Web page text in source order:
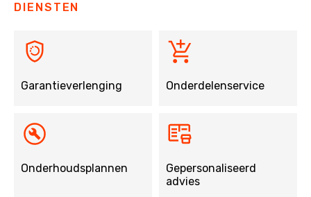
DIENSTEN
Garantieverlenging Onderdelenservice
Onderhoudsplannen
Gepersonaliseerd
advies